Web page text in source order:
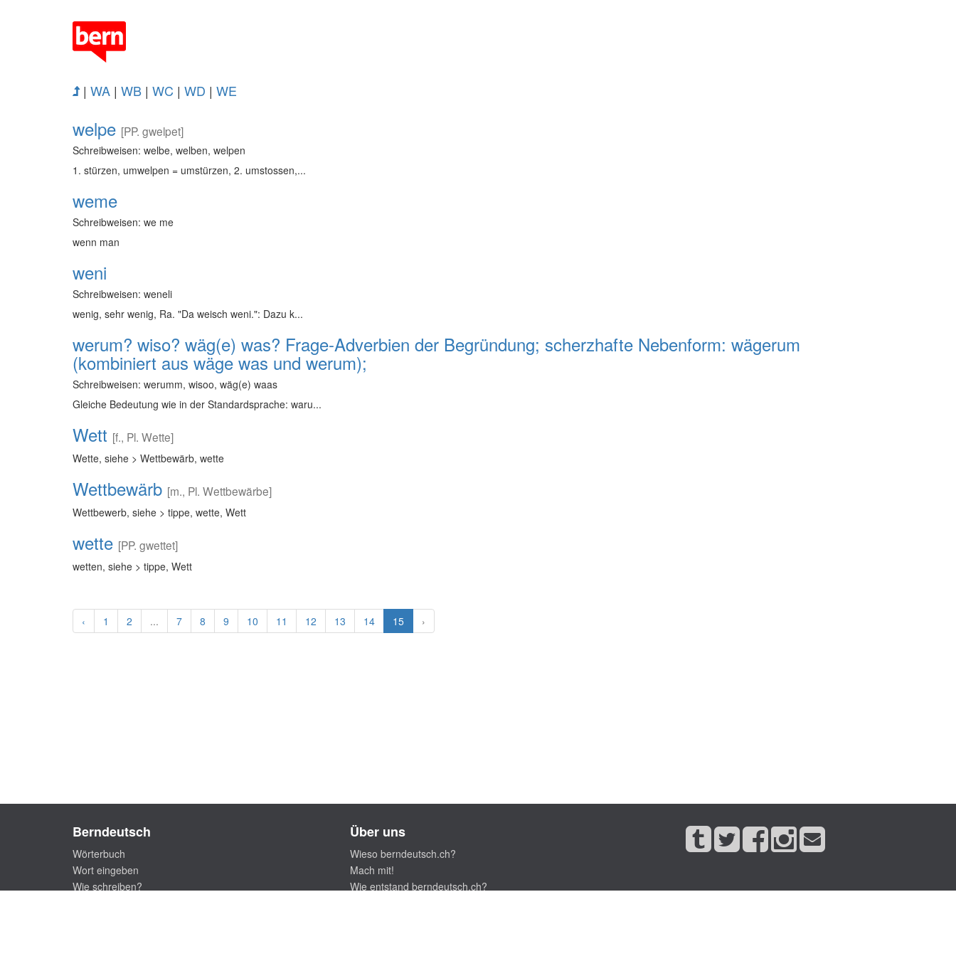
| WA | WB | WC | WD | WE
welpe [PP. gwelpet]
Schreibweisen: welbe, welben, welpen
1. stürzen, umwelpen = umstürzen, 2. umstossen,...
weme
Schreibweisen: we me
wenn man
weni
Schreibweisen: weneli
wenig, sehr wenig, Ra. "Da weisch weni.": Dazu k...
werum? wiso? wäg(e) was? Frage-Adverbien der Begründung; scherzhafte Nebenform: wägerum
(kombiniert aus wäge was und werum);
Schreibweisen: werumm, wisoo, wäg(e) waas
Gleiche Bedeutung wie in der Standardsprache: waru...
Wett [f., Pl. Wette]
Wette, siehe > Wettbewärb, wette
Wettbewärb [m., Pl. Wettbewärbe]
Wettbewerb, siehe > tippe, wette, Wett
wette [PP. gwettet]
wetten, siehe > tippe, Wett
‹ 1 2 ... 7 8 9 10 11 12 13 14 15 ›
Berndeutsch
Wörterbuch
Wort eingeben
Wie schreiben?
Über uns
Wieso berndeutsch.ch?
Mach mit!
Wie entstand berndeutsch.ch?